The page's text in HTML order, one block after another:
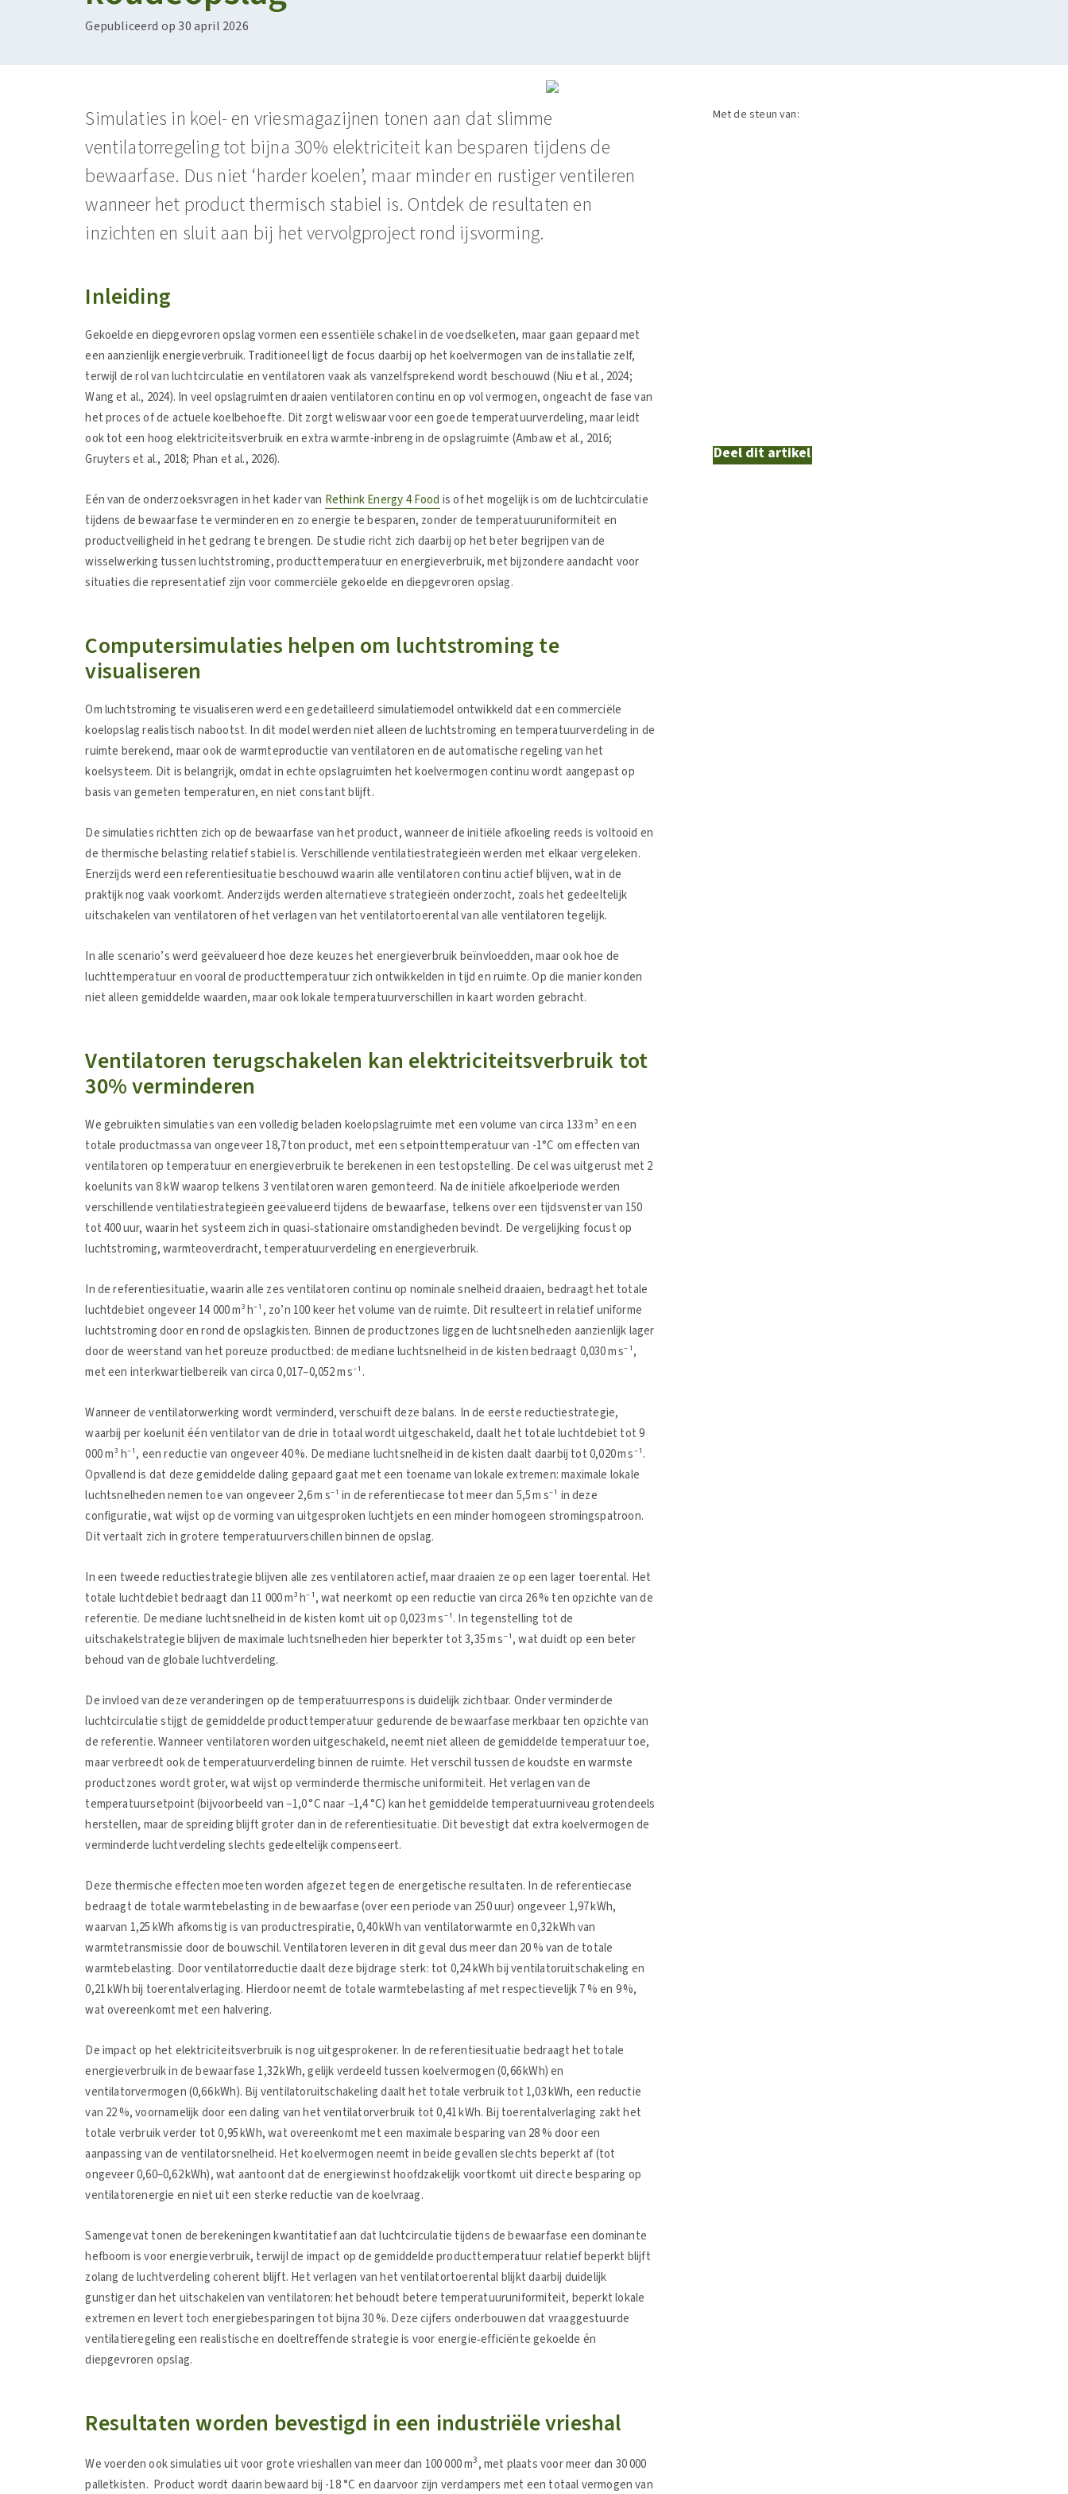
Gepubliceerd op 30 april 2026
Simulaties in koel- en vriesmagazijnen tonen aan dat slimme
ventilatorregeling tot bijna 30% elektriciteit kan besparen tijdens de
bewaarfase. Dus niet ‘harder koelen’, maar minder en rustiger ventileren
wanneer het product thermisch stabiel is. Ontdek de resultaten en
inzichten en sluit aan bij het vervolgproject rond ijsvorming.
Inleiding
Gekoelde en diepgevroren opslag vormen een essentiële schakel in de voedselketen, maar gaan gepaard met
een aanzienlijk energieverbruik. Traditioneel ligt de focus daarbij op het koelvermogen van de installatie zelf,
terwijl de rol van luchtcirculatie en ventilatoren vaak als vanzelfsprekend wordt beschouwd (Niu et al., 2024;
Wang et al., 2024). In veel opslagruimten draaien ventilatoren continu en op vol vermogen, ongeacht de fase van
het proces of de actuele koelbehoefte. Dit zorgt weliswaar voor een goede temperatuurverdeling, maar leidt
ook tot een hoog elektriciteitsverbruik en extra warmte-inbreng in de opslagruimte (Ambaw et al., 2016;
Gruyters et al., 2018; Phan et al., 2026).
Eén van de onderzoeksvragen in het kader van Rethink Energy 4 Food is of het mogelijk is om de luchtcirculatie
tijdens de bewaarfase te verminderen en zo energie te besparen, zonder de temperatuuruniformiteit en
productveiligheid in het gedrang te brengen. De studie richt zich daarbij op het beter begrijpen van de
wisselwerking tussen luchtstroming, producttemperatuur en energieverbruik, met bijzondere aandacht voor
situaties die representatief zijn voor commerciële gekoelde en diepgevroren opslag.
Computersimulaties helpen om luchtstroming te
visualiseren
Om luchtstroming te visualiseren werd een gedetailleerd simulatiemodel ontwikkeld dat een commerciële
koelopslag realistisch nabootst. In dit model werden niet alleen de luchtstroming en temperatuurverdeling in de
ruimte berekend, maar ook de warmteproductie van ventilatoren en de automatische regeling van het
koelsysteem. Dit is belangrijk, omdat in echte opslagruimten het koelvermogen continu wordt aangepast op
basis van gemeten temperaturen, en niet constant blijft.
De simulaties richtten zich op de bewaarfase van het product, wanneer de initiële afkoeling reeds is voltooid en
de thermische belasting relatief stabiel is. Verschillende ventilatiestrategieën werden met elkaar vergeleken.
Enerzijds werd een referentiesituatie beschouwd waarin alle ventilatoren continu actief blijven, wat in de
praktijk nog vaak voorkomt. Anderzijds werden alternatieve strategieën onderzocht, zoals het gedeeltelijk
uitschakelen van ventilatoren of het verlagen van het ventilatortoerental van alle ventilatoren tegelijk.
In alle scenario’s werd geëvalueerd hoe deze keuzes het energieverbruik beïnvloedden, maar ook hoe de
luchttemperatuur en vooral de producttemperatuur zich ontwikkelden in tijd en ruimte. Op die manier konden
niet alleen gemiddelde waarden, maar ook lokale temperatuurverschillen in kaart worden gebracht.
Ventilatoren terugschakelen kan elektriciteitsverbruik tot
30% verminderen
We gebruikten simulaties van een volledig beladen koelopslagruimte met een volume van circa 133 m³ en een
totale productmassa van ongeveer 18,7 ton product, met een setpointtemperatuur van -1°C om effecten van
ventilatoren op temperatuur en energieverbruik te berekenen in een testopstelling. De cel was uitgerust met 2
koelunits van 8 kW waarop telkens 3 ventilatoren waren gemonteerd. Na de initiële afkoelperiode werden
verschillende ventilatiestrategieën geëvalueerd tijdens de bewaarfase, telkens over een tijdsvenster van 150
tot 400 uur, waarin het systeem zich in quasi‑stationaire omstandigheden bevindt. De vergelijking focust op
luchtstroming, warmteoverdracht, temperatuurverdeling en energieverbruik.
In de referentiesituatie, waarin alle zes ventilatoren continu op nominale snelheid draaien, bedraagt het totale
luchtdebiet ongeveer 14 000 m³ h⁻¹, zo’n 100 keer het volume van de ruimte. Dit resulteert in relatief uniforme
luchtstroming door en rond de opslagkisten. Binnen de productzones liggen de luchtsnelheden aanzienlijk lager
door de weerstand van het poreuze productbed: de mediane luchtsnelheid in de kisten bedraagt 0,030 m s⁻¹,
met een interkwartielbereik van circa 0,017–0,052 m s⁻¹.
Wanneer de ventilatorwerking wordt verminderd, verschuift deze balans. In de eerste reductiestrategie,
waarbij per koelunit één ventilator van de drie in totaal wordt uitgeschakeld, daalt het totale luchtdebiet tot 9
000 m³ h⁻¹, een reductie van ongeveer 40 %. De mediane luchtsnelheid in de kisten daalt daarbij tot 0,020 m s⁻¹.
Opvallend is dat deze gemiddelde daling gepaard gaat met een toename van lokale extremen: maximale lokale
luchtsnelheden nemen toe van ongeveer 2,6 m s⁻¹ in de referentiecase tot meer dan 5,5 m s⁻¹ in deze
configuratie, wat wijst op de vorming van uitgesproken luchtjets en een minder homogeen stromingspatroon.
Dit vertaalt zich in grotere temperatuurverschillen binnen de opslag.
In een tweede reductiestrategie blijven alle zes ventilatoren actief, maar draaien ze op een lager toerental. Het
totale luchtdebiet bedraagt dan 11 000 m³ h⁻¹, wat neerkomt op een reductie van circa 26 % ten opzichte van de
referentie. De mediane luchtsnelheid in de kisten komt uit op 0,023 m s⁻¹. In tegenstelling tot de
uitschakelstrategie blijven de maximale luchtsnelheden hier beperkter tot 3,35 m s⁻¹, wat duidt op een beter
behoud van de globale luchtverdeling.
De invloed van deze veranderingen op de temperatuurrespons is duidelijk zichtbaar. Onder verminderde
luchtcirculatie stijgt de gemiddelde producttemperatuur gedurende de bewaarfase merkbaar ten opzichte van
de referentie. Wanneer ventilatoren worden uitgeschakeld, neemt niet alleen de gemiddelde temperatuur toe,
maar verbreedt ook de temperatuurverdeling binnen de ruimte. Het verschil tussen de koudste en warmste
productzones wordt groter, wat wijst op verminderde thermische uniformiteit. Het verlagen van de
temperatuursetpoint (bijvoorbeeld van −1,0 °C naar −1,4 °C) kan het gemiddelde temperatuurniveau grotendeels
herstellen, maar de spreiding blijft groter dan in de referentiesituatie. Dit bevestigt dat extra koelvermogen de
verminderde luchtverdeling slechts gedeeltelijk compenseert.
Deze thermische effecten moeten worden afgezet tegen de energetische resultaten. In de referentiecase
bedraagt de totale warmtebelasting in de bewaarfase (over een periode van 250 uur) ongeveer 1,97 kWh,
waarvan 1,25 kWh afkomstig is van productrespiratie, 0,40 kWh van ventilatorwarmte en 0,32 kWh van
warmtetransmissie door de bouwschil. Ventilatoren leveren in dit geval dus meer dan 20 % van de totale
warmtebelasting. Door ventilatorreductie daalt deze bijdrage sterk: tot 0,24 kWh bij ventilatoruitschakeling en
0,21 kWh bij toerentalverlaging. Hierdoor neemt de totale warmtebelasting af met respectievelijk 7 % en 9 %,
wat overeenkomt met een halvering.
De impact op het elektriciteitsverbruik is nog uitgesprokener. In de referentiesituatie bedraagt het totale
energieverbruik in de bewaarfase 1,32 kWh, gelijk verdeeld tussen koelvermogen (0,66 kWh) en
ventilatorvermogen (0,66 kWh). Bij ventilatoruitschakeling daalt het totale verbruik tot 1,03 kWh, een reductie
van 22 %, voornamelijk door een daling van het ventilatorverbruik tot 0,41 kWh. Bij toerentalverlaging zakt het
totale verbruik verder tot 0,95 kWh, wat overeenkomt met een maximale besparing van 28 % door een
aanpassing van de ventilatorsnelheid. Het koelvermogen neemt in beide gevallen slechts beperkt af (tot
ongeveer 0,60–0,62 kWh), wat aantoont dat de energiewinst hoofdzakelijk voortkomt uit directe besparing op
ventilatorenergie en niet uit een sterke reductie van de koelvraag.
Samengevat tonen de berekeningen kwantitatief aan dat luchtcirculatie tijdens de bewaarfase een dominante
hefboom is voor energieverbruik, terwijl de impact op de gemiddelde producttemperatuur relatief beperkt blijft
zolang de luchtverdeling coherent blijft. Het verlagen van het ventilatortoerental blijkt daarbij duidelijk
gunstiger dan het uitschakelen van ventilatoren: het behoudt betere temperatuuruniformiteit, beperkt lokale
extremen en levert toch energiebesparingen tot bijna 30 %. Deze cijfers onderbouwen dat vraaggestuurde
ventilatieregeling een realistische en doeltreffende strategie is voor energie‑efficiënte gekoelde én
diepgevroren opslag.
Resultaten worden bevestigd in een industriële vrieshal
We voerden ook simulaties uit voor grote vrieshallen van meer dan 100 000 m3, met plaats voor meer dan 30 000
palletkisten. Product wordt daarin bewaard bij -18 °C en daarvoor zijn verdampers met een totaal vermogen van
Met de steun van:
Deel dit artikel